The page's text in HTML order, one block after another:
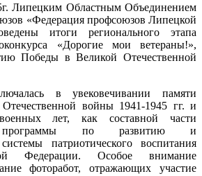
Липецким Областным Объединением
«Федерация профсоюзов Липецкой
итоги регионального этапа
«Дорогие мои ветераны!»,
Победы в Великой Отечественной
в увековечивании памяти
войны 1941-1945 гг. и
лет, как составной части
программы по развитию и
патриотического воспитания
Федерации. Особое внимание
фоторабот, отражающих участие